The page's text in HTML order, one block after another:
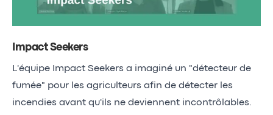
Impact Seekers
L'équipe Impact Seekers a imaginé un "détecteur de
fumée" pour les agriculteurs afin de détecter les
incendies avant qu'ils ne deviennent incontrôlables.